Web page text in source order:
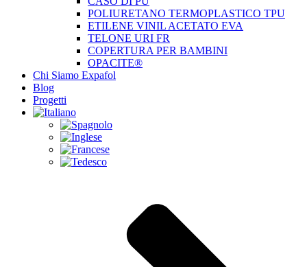
POLIURETANO TERMOPLASTICO TPU
ETILENE VINIL ACETATO EVA
TELONE URI FR
COPERTURA PER BAMBINI
OPACITE®
Chi Siamo Expafol
Blog
Progetti